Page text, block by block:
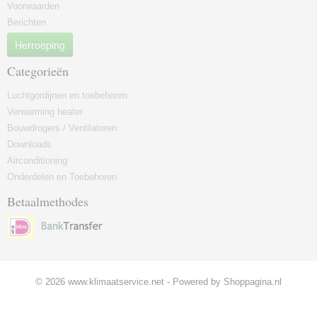
Voorwaarden
Berichten
Herroeping
Categorieën
Luchtgordijnen en toebehoren
Verwarming heater
Bouwdrogers / Ventilatoren
Downloads
Airconditioning
Onderdelen en Toebehoren
Betaalmethodes
© 2026 www.klimaatservice.net - Powered by Shoppagina.nl